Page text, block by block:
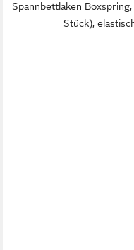
Spannbettlaken
Stück),